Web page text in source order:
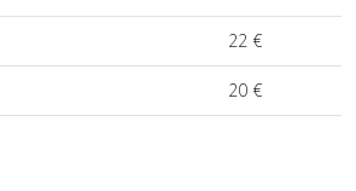
22 €
20 €